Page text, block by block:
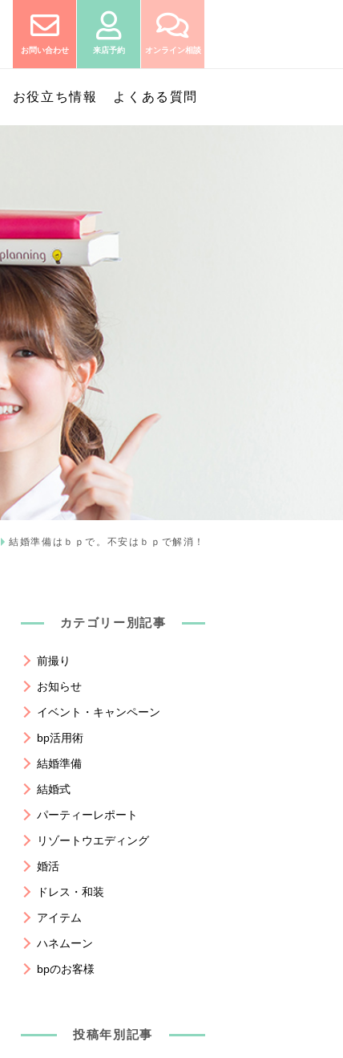
お問い合わせ 来店予約 オンライン相談
お役立ち情報 よくある質問
結婚準備はｂｐで。不安はｂｐで解消！
カテゴリー別記事
前撮り
お知らせ
イベント・キャンペーン
bp活用術
結婚準備
結婚式
パーティーレポート
リゾートウエディング
婚活
ドレス・和装
アイテム
ハネムーン
bpのお客様
投稿年別記事